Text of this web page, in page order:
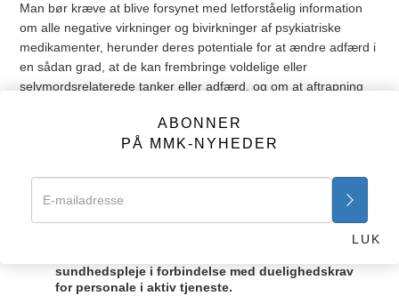
Man bør kræve at blive forsynet med letforståelig information
om alle negative virkninger og bivirkninger af psykiatriske
medikamenter, herunder deres potentiale for at ændre adfærd i
en sådan grad, at de kan frembringe voldelige eller
selvmordsrelaterede tanker eller adfærd, og om at aftrapning
disse tanker og den adfærd. I tillæg 3 fra samme reglement står
der under afsnittet Procedurer og vejledning inden for det
Enhver læge- og tandlægeklinik skal sikre, at
patienter inden for det militære sundhedsvæsen
sundhedspleje i forbindelse med duelighedskrav
for personale i aktiv tjeneste.
ABONNER
PÅ MMK-NYHEDER
LUK